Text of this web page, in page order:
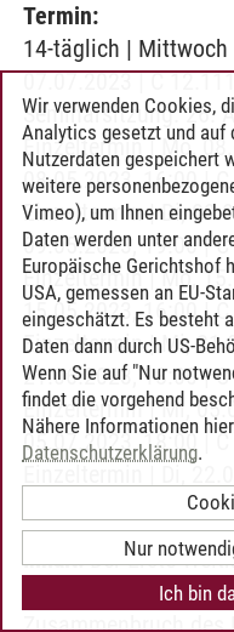
Termin:
14-täglich | Mittwoch
07.07.2023 | C
Seminarsitzung: 26.
Einzeltermin | Mo,
08.05.2023, 16:00 |
Einzeltermin | Di,
09.05.2023, 19:00 |
Einzeltermin | Mo,
15.05.2023, 16:00 |
Einzeltermin | Mi,
21.06.2023, 18:00 |
Einzeltermin | Mi,
05.07.2023, 18:00 |
23.08.2023, 20:00 |
Inhalt:Der Erste
20. Jahrhunderts -
Zusammenbruch
Wir verwenden Cookies,
Analytics gesetzt und auf
Nutzerdaten gespeichert
weitere
Vimeo), um Ihnen
Daten werden unter
Europäische Gerichtshof
USA, gemessen an EU-
eingeschätzt. Es besteht
Daten dann durch US-
Wenn Sie auf "Nur
findet die vorgehend
Nähere Informationen
Datenschutzerklärung.
Nur
Ich bin